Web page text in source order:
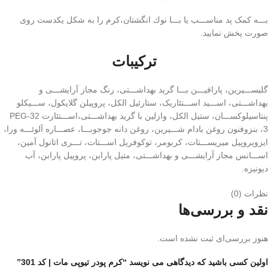
بـــه کمک پد مناســـب یا بـــا نوك انگشتان،کرم را به شکل یکدست روى
صورت پخش نمایید.
ترکیبات
گلیســـیرین، پارافیـــن بـــا گرید بهداشـــتى، رنگ مجاز آرایشـــى و
بهداشـــتى، اســـید اســـتئاریک، ستارئیل الکل، پروپیلن گلایکول، ســـیکلو
پنتاسیلوکســـان، ستیل الکل، وازلین با گرید بهداشـــتى،اســـتئارت PEG-32
،3 بنزوفنون روغن بادام شـــیرین، روغن دانه جوجوبـــا، عصـــاره آلوئـــه ورا،
ایزوپروپیل میریســـتات، کربومر، توکوفریل اســـتات، تـــرى اتانول آمین،
اســـانس مجاز آرایشـــى و بهداشـــتى، متیل پارابن، پروپیل پارابن، آب
دیونیزه.
نظرات (0)
نقد و بررسی‌ها
هنوز بررسی‌ای ثبت نشده است.
اولین کسی باشید که دیدگاهی می نویسد “کرم پودر تیوپی مات | کد 301”